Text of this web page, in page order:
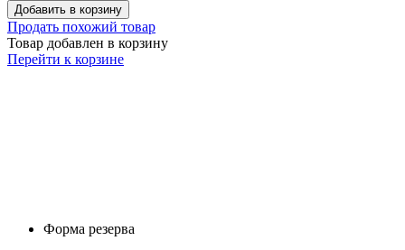
Добавить в корзину
Продать похожий товар
Товар добавлен в корзину
Перейти к корзине
Форма резерва